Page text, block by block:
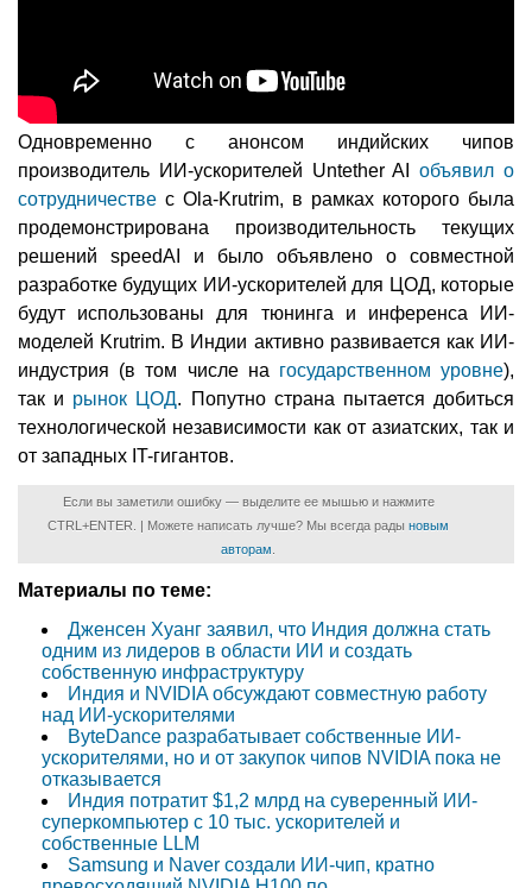
Одновременно с анонсом индийских чипов
производитель ИИ-ускорителей Untether AIобъявил о
сотрудничестве с Ola-Krutrim, в рамках которого была
продемонстрирована производительность текущих
решений speedAI и было объявлено о совместной
разработке будущих ИИ-ускорителей для ЦОД, которые
будут использованы для тюнинга и инференса ИИ-
моделей Krutrim. В Индии активно развивается как ИИ-
индустрия (в том числе на государственном уровне),
так и рынок ЦОД. Попутно страна пытается добиться
технологической независимости как от азиатских, так и
от западных IT-гигантов.
Если вы заметили ошибку — выделите ее мышью и нажмите
CTRL+ENTER. | Можете написать лучше? Мы всегда рады новым
авторам
Материалы по теме:
Дженсен Хуанг заявил, что Индия должна стать
одним из лидеров в области ИИ и создать
собственную инфраструктуру
Индия и NVIDIA обсуждают совместную работу
над ИИ-ускорителями
ByteDance разрабатывает собственные ИИ-
ускорителями, но и от закупок чипов NVIDIA пока не
отказывается
Индия потратит $1,2 млрд на суверенный ИИ-
суперкомпьютер с 10 тыс. ускорителей и
собственные LLM
Samsung и Naver создали ИИ-чип, кратно